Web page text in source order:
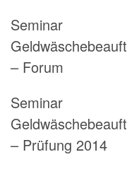
Seminar
– Forum
Seminar
– Prüfung 2014